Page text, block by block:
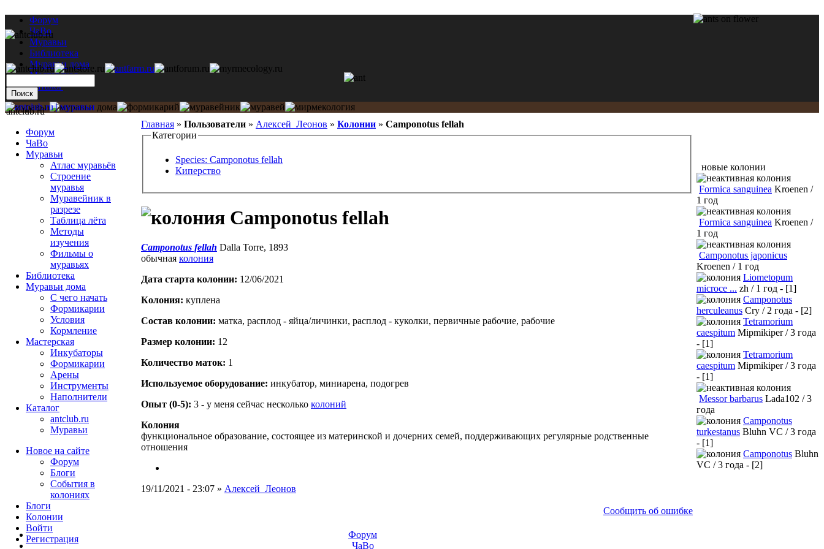
Форум
ЧаВо
Муравьи
Библиотека
Муравьи дома
Мастерская
Каталог
Главная » Пользователи » Алексей_Леонов » Колонии » Camponotus fellah
Категории
Species: Camponotus fellah
Киперство
Camponotus fellah
Camponotus fellah Dalla Torre, 1893
обычная колония
Дата старта кoлонии: 12/06/2021
Кoлония: куплена
Состав кoлонии: матка, расплод - яйца/личинки, расплод - куколки, первичные рабочие, рабочие
Размер кoлонии: 12
Количество маток: 1
Используемое оборудование: инкубатор, миниарена, подогрев
Опыт (0-5): 3 - у меня сейчас несколько колоний
Колония
функциональное образование, состоящее из материнской и дочерних семей, поддерживающих регулярные родственные
отношения
19/11/2021 - 23:07 » Алексей_Леонов
Сообщить об ошибке
antclub.ru
Форум
ЧаВо
Муравьи
Атлас муравьёв
Строение
муравья
Муравейник в
разрезе
Таблица лёта
Методы
изучения
Фильмы о
муравьях
Библиотека
Муравьи дома
С чего начать
Формикарии
Условия
Кормление
Мастерская
Инкубаторы
Формикарии
Арены
Инструменты
Наполнители
Каталог
antclub.ru
Муравьи
Новое на сайте
Форум
Блоги
События в
колониях
Блоги
Колонии
Войти
Peгиcтpaция
новые колонии
Formica sanguinea Kroenen /
1 год
Formica sanguinea Kroenen /
1 год
Camponotus japonicus
Kroenen / 1 год
Liometopum
microce ... zh / 1 год - [1]
Camponotus
herculeanus Cry / 2 года - [2]
Tetramorium
caespitum Mipmikiper / 3 года
- [1]
Tetramorium
caespitum Mipmikiper / 3 года
- [1]
Messor barbarus Lada102 / 3
года
Camponotus
turkestanus Bluhn VC / 3 года
- [1]
Camponotus Bluhn
VC / 3 года - [2]
Форум
ЧаВо